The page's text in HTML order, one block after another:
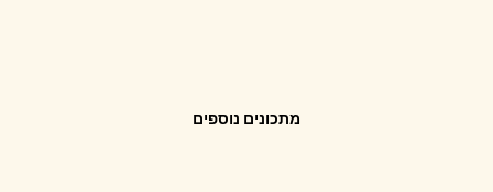
מתכונים נוספים